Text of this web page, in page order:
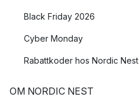
Black Friday 2026
Cyber Monday
Rabattkoder hos Nordic Nest
OM NORDIC NEST